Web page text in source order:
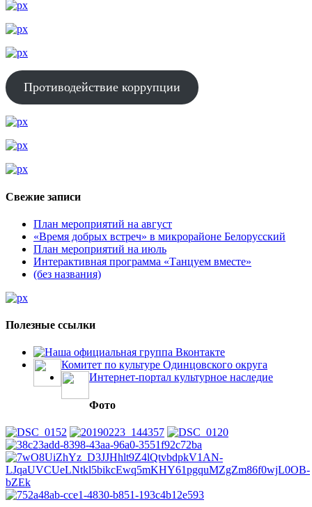
Противодействие коррупции
Свежие записи
План мероприятий на август
«Время добрых встреч» в микрорайоне Белорусский
План мероприятий на июль
Интерактивная программа «Танцуем вместе»
(без названия)
Полезные ссылки
Наша официальная группа Вконтакте
Комитет по культуре Одинцовского округа
Интернет-портал культурное наследие
Фото